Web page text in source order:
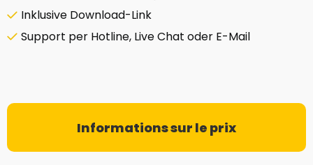
Inklusive Download-Link
Support per Hotline, Live Chat oder E-Mail
Informations sur le prix